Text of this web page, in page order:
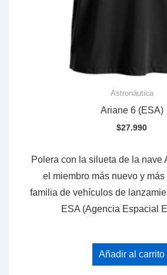
Astronáutica
Ariane 6 (ESA)
$27.990
Polera con la silueta de la nave
el miembro más nuevo y
familia de vehículos de
ESA (Agencia Espacial
Añadir al carrito